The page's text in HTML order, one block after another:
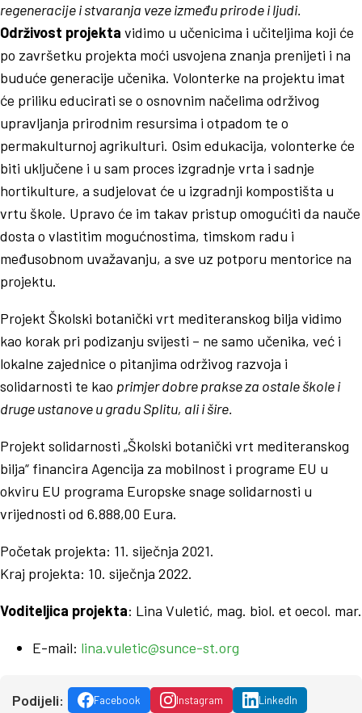
regeneracije i stvaranja veze između prirode i ljudi.
Održivost projekta vidimo u učenicima i učiteljima koji će
po završetku projekta moći usvojena znanja prenijeti i na
buduće generacije učenika. Volonterke na projektu imat
će priliku educirati se o osnovnim načelima održivog
upravljanja prirodnim resursima i otpadom te o
permakulturnoj agrikulturi. Osim edukacija, volonterke će
biti uključene i u sam proces izgradnje vrta i sadnje
hortikulture, a sudjelovat će u izgradnji kompostišta u
vrtu škole. Upravo će im takav pristup omogućiti da nauče
dosta o vlastitim mogućnostima, timskom radu i
međusobnom uvažavanju, a sve uz potporu mentorice na
projektu.
Projekt Školski botanički vrt mediteranskog bilja vidimo
kao korak pri podizanju svijesti – ne samo učenika, već i
lokalne zajednice o pitanjima održivog razvoja i
solidarnosti te kao primjer dobre prakse za ostale škole i
druge ustanove u gradu Splitu, ali i šire.
Projekt solidarnosti „Školski botanički vrt mediteranskog
bilja“ financira Agencija za mobilnost i programe EU u
okviru EU programa Europske snage solidarnosti u
vrijednosti od 6.888,00 Eura.
Početak projekta: 11. siječnja 2021.
Kraj projekta: 10. siječnja 2022.
Voditeljica projekta: Lina Vuletić, mag. biol. et oecol. mar.
E-mail: lina.vuletic@sunce-st.org
Podijeli: Facebook Instagram LinkedIn